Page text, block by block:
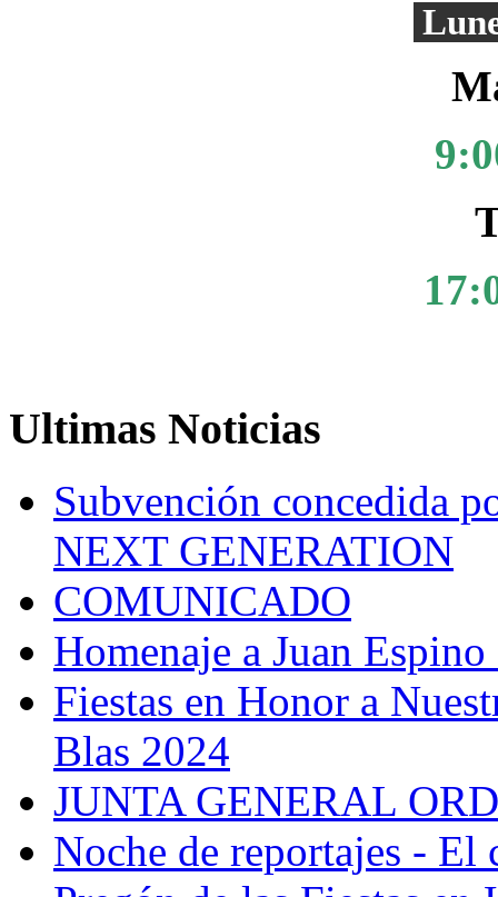
Ultimas Noticias
Subvención concedida
NEXT GENERATION
COMUNICADO
Homenaje a Juan Espino
Fiestas en Honor a
Blas 2024
JUNTA GENERAL
Noche de reportajes - El